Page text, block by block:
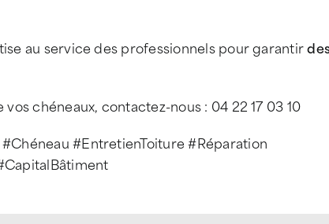
au service des professionnels pour garantir
chéneaux, contactez-nous : 04 22 17 03 10
#EntretienToiture #Réparation